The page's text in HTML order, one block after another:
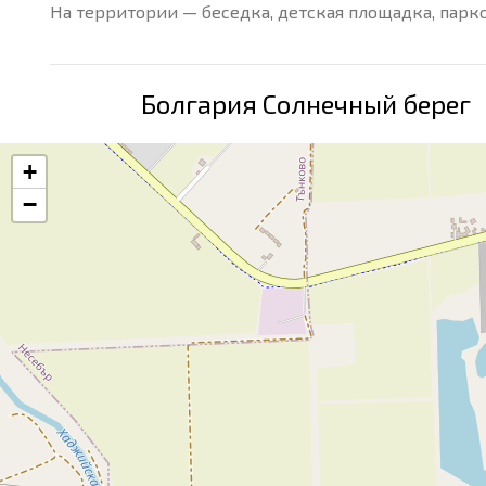
На территории — беседка, детская площадка,
Болгария Солнечный берег
+
−